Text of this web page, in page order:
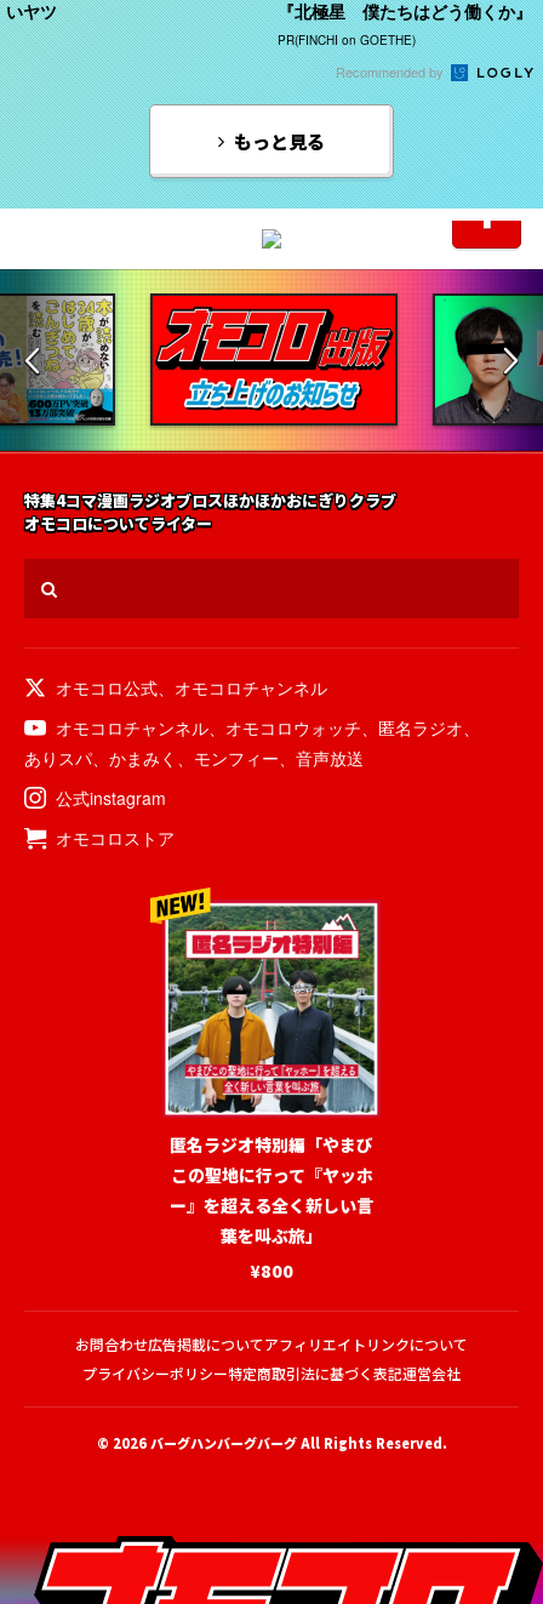
いヤツ
『北極星 僕たちはどう働くか』
PR(FINCHI on GOETHE)
Recommended by
もっと見る
特集4コマ漫画ラジオブロスほかほかおにぎりクラブ
オモコロについてライター
オモコロ公式
オモコロチャンネル
オモコロチャンネル
オモコロウォッチ 匿名ラジオ
ありスパ
かまみく モンフィー
音声放送
公式instagram
オモコロストア
匿名ラジオ特別編「やまび
この聖地に行って『ヤッホ
ー』を超える全く新しい言
葉を叫ぶ旅」
¥800
お問合わせ広告掲載についてアフィリエイトリンクについて
プライバシーポリシー特定商取引法に基づく表記運営会社
© 2026バーグハンバーグバーグAll Rights Reserved.